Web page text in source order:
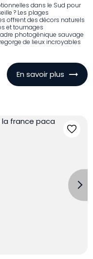
dans le Sud pour
? Les plages
offrent des décors naturels
et tournages
photogénique sauvage
de lieux incroyables
En savoir plus
Next